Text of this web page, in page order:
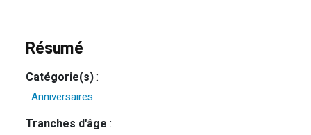
Résumé
Catégorie(s):
Anniversaires
Tranches d'âge :